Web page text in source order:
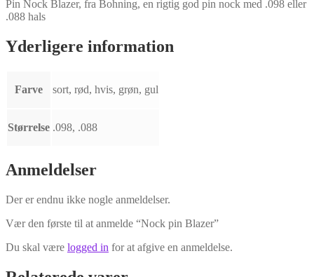
Pin Nock Blazer, fra Bohning, en rigtig god pin nock med .098 eller
.088 hals
Yderligere information
Farve sort, rød, hvis, grøn, gul
Størrelse .098, .088
Anmeldelser
Der er endnu ikke nogle anmeldelser.
Vær den første til at anmelde “Nock pin Blazer”
Du skal være logged in for at afgive en anmeldelse.